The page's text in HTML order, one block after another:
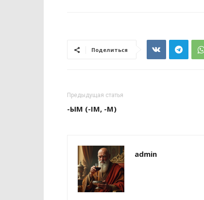
Поделиться
Предыдущая статья
-ЫМ (-ІМ, -М)
admin